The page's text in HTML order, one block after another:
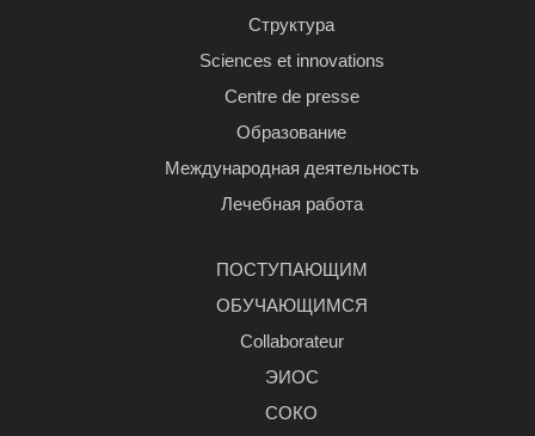
Структура
Sciences et innovations
Centre de presse
Образование
Международная деятельность
Лечебная работа
ПОСТУПАЮЩИМ
ОБУЧАЮЩИМСЯ
Сollaborateur
ЭИОС
СОКО